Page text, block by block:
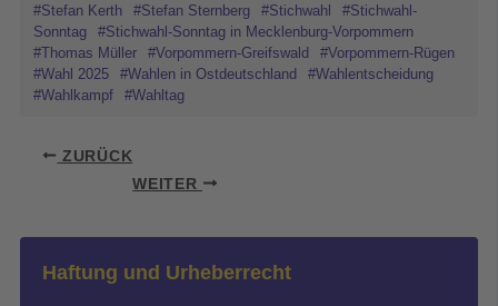
#Stefan Kerth
#Stefan Sternberg #Stichwahl
#Stichwahl-
Sonntag
#Stichwahl-Sonntag in Mecklenburg-Vorpommern
#Thomas Müller
#Vorpommern-Greifswald
#Vorpommern-Rügen
#Wahl 2025
#Wahlen in Ostdeutschland
#Wahlentscheidung
#Wahlkampf
#Wahltag
ZURÜCK
WEITER
Haftung und Urheberrecht